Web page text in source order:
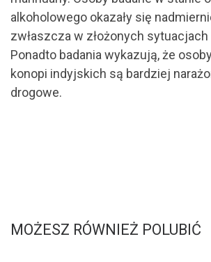
alkoholowego okazały się
zwłaszcza w złożonych
Ponadto badania wykazują, że
konopi indyjskich są bardziej
drogowe.
MOŻESZ RÓWNIEŻ POLUBIĆ